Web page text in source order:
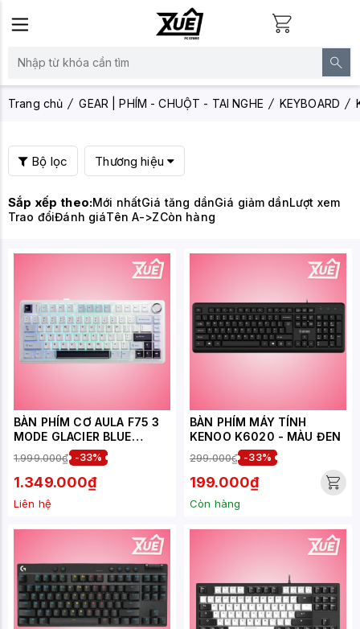
Trang chủ GEAR | PHÍM - CHUỘT - TAI NGHE KEYBOARD
Bộ lọc Thương hiệu
Sắp xếp theo:Mới nhấtGiá tăng dầnGiá giảm dầnLượt xem
Trao đổiĐánh giáTên A->ZCòn hàng
BÀN PHÍM CƠ AULA F75 3
MODE GLACIER BLUE
OUTEMU SILENT PEACH V3
SWITCH
1.999.000₫ -33%
1.349.000₫
Liên hệ
BÀN PHÍM MÁY TÍNH
KENOO K6020 - MÀU ĐEN
299.000₫ -33%
199.000₫
Còn hàng